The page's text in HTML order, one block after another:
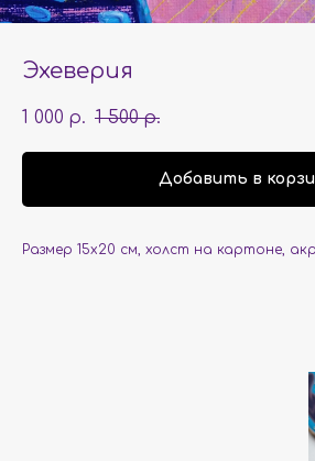
Эхеверия
1 000 р. 1 500 р.
Добавить в
Размер 15х20 см, холст на картоне,